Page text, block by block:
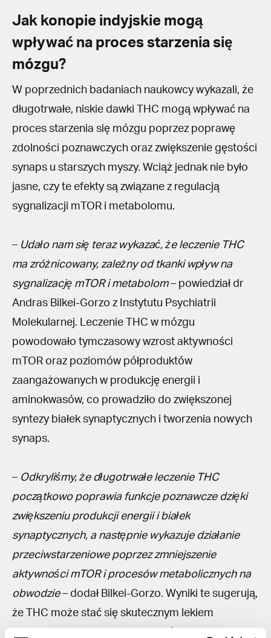
Jak konopie indyjskie mogą
wpływać na proces starzenia się
mózgu?
W poprzednich badaniach naukowcy wykazali, że
długotrwałe, niskie dawki THC mogą wpływać na
proces starzenia się mózgu poprzez poprawę
zdolności poznawczych oraz zwiększenie gęstości
synaps u starszych myszy. Wciąż jednak nie było
jasne, czy te efekty są związane z regulacją
sygnalizacji mTOR i metabolomu.
– Udało nam się teraz wykazać, że leczenie THC
ma zróżnicowany, zależny od tkanki wpływ na
sygnalizację mTOR i metabolom– powiedział dr
Andras Bilkei-Gorzo z Instytutu Psychiatrii
Molekularnej. Leczenie THC w mózgu
powodowało tymczasowy wzrost aktywności
mTOR oraz poziomów półproduktów
zaangażowanych w produkcję energii i
aminokwasów, co prowadziło do zwiększonej
syntezy białek synaptycznych i tworzenia nowych
synaps.
– Odkryliśmy, że długotrwałe leczenie THC
początkowo poprawia funkcje poznawcze dzięki
zwiększeniu produkcji energii i białek
synaptycznych, a następnie wykazuje działanie
przeciwstarzeniowe poprzez zmniejszenie
aktywności mTOR i procesów metabolicznych na
obwodzie– dodał Bilkei-Gorzo. Wyniki te sugerują,
że THC może stać się skutecznym lekiem